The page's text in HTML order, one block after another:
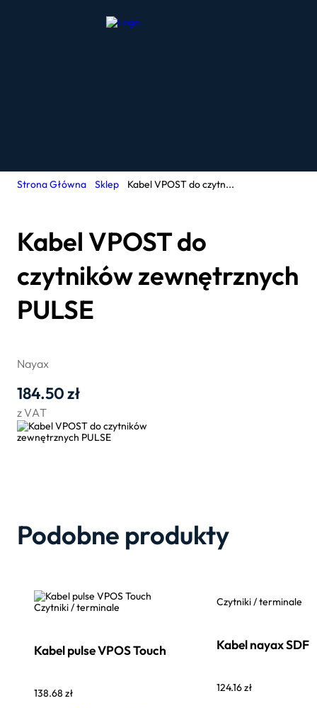
Strona Główna Sklep Kabel VPOST do czytn...
Kabel VPOST do
czytników zewnętrznych
PULSE
Nayax
184.50zł
z VAT
Podobne produkty
Czytniki / terminale
Kabel pulse VPOS Touch
138.68 zł
Czytniki / terminale
Kabel nayax SDF
124.16zł